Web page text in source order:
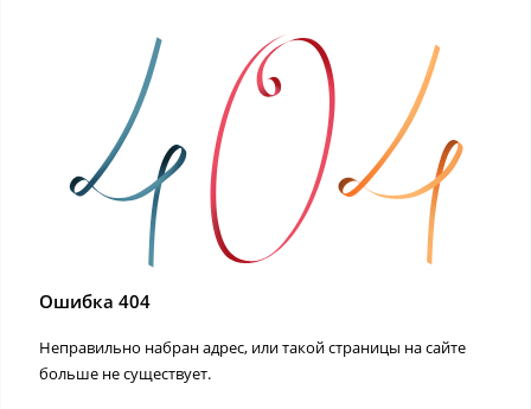
Ошибка 404
Неправильно набран адрес, или такой страницы на сайте
больше не существует.